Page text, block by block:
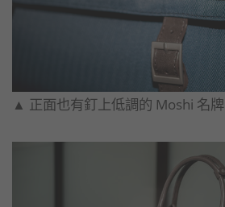
▲​ 正面也有釘上低調的 Moshi 名牌